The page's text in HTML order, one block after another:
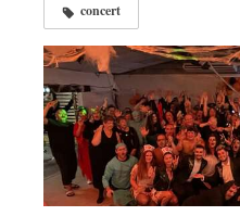
concert